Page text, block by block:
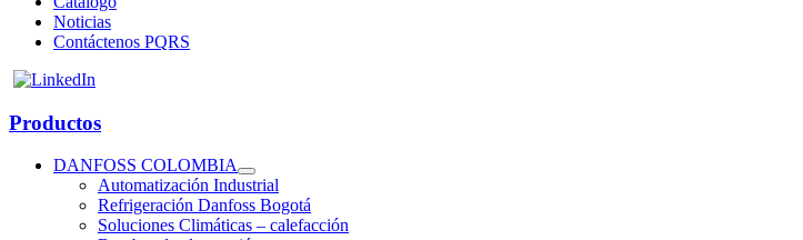
Noticias
Contáctenos PQRS
Productos
DANFOSS COLOMBIA
Automatización Industrial
Refrigeración Danfoss Bogotá
Soluciones Climáticas – calefacción